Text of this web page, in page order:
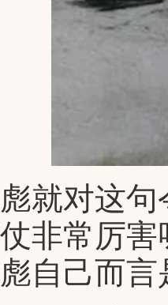
就对这句
非常厉
自己而